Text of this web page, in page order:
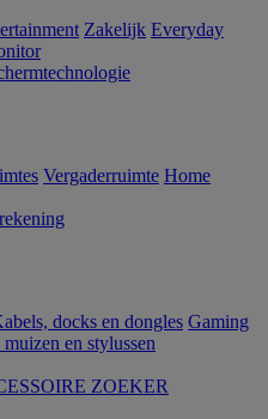
Zakelijk Everyday
Vergaderruimte Home
docks en dongles Gaming
en stylussen
ZOEKER